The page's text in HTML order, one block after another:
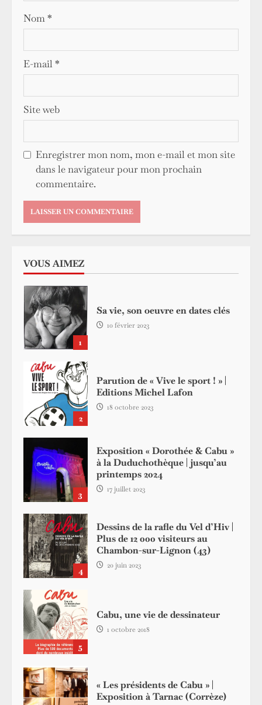
Nom*
E-mail*
Site web
Enregistrer mon nom, mon e-mail et mon site
dans le navigateur pour mon prochain
commentaire.
VOUS AIMEZ
1
Sa vie, son oeuvre en dates clés
10 février 2023
2
Parution de « Vive le sport ! » |
Editions Michel Lafon
18 octobre 2023
3
Exposition « Dorothée & Cabu »
à la Duduchothèque | jusqu’au
printemps 2024
17 juillet 2023
4
Dessins de la rafle du Vel d’Hiv |
Plus de 12 000 visiteurs au
Chambon-sur-Lignon (43)
20 juin 2023
5
Cabu, une vie de dessinateur
1 octobre 2018
« Les présidents de Cabu » |
Exposition à Tarnac (Corrèze)